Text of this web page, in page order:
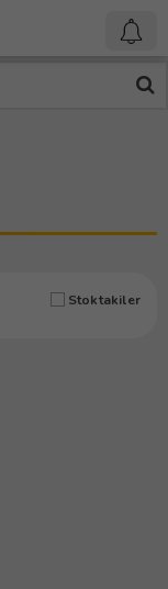
Stoktakiler